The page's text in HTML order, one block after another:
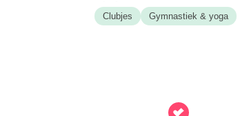
Clubjes Gymnastiek & yoga